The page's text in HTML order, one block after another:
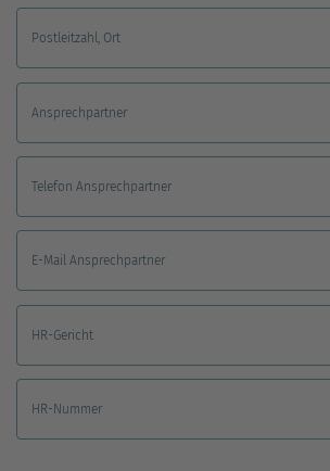
Postleitzahl, Ort
Ansprechpartner
Telefon Ansprechpartner
E-Mail Ansprechpartner
HR-Gericht
HR-Nummer